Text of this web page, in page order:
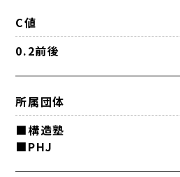
C値
0.2前後
所属団体
■構造塾
■PHJ